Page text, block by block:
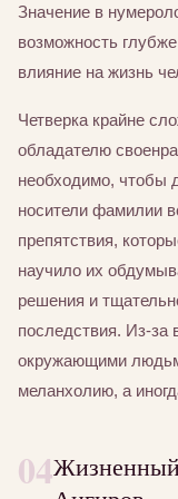
Значение в
возможность
влияние на жизнь
Четверка крайне
обладателю
необходимо, чтобы
носители фамилии
препятствия,
научило их
решения и
последствия. Из-за
окружающими
меланхолию, а
04